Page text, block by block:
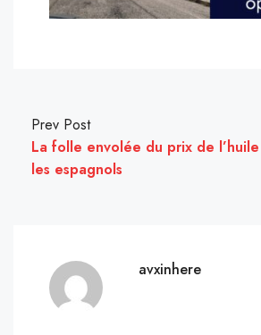
Prev Post
La folle envolée du prix de
les espagnols
avxinhere